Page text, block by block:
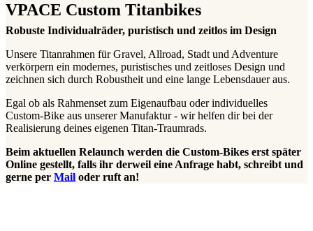
VPACE Custom Titanbikes
Robuste Individualräder, puristisch und zeitlos im Design
Unsere Titanrahmen für Gravel, Allroad, Stadt und Adventure
verkörpern ein modernes, puristisches und zeitloses Design und
zeichnen sich durch Robustheit und eine lange Lebensdauer aus.
Egal ob als Rahmenset zum Eigenaufbau oder individuelles
Custom-Bike aus unserer Manufaktur - wir helfen dir bei der
Realisierung deines eigenen Titan-Traumrads.
Beim aktuellen Relaunch werden die Custom-Bikes erst später
Online gestellt, falls ihr derweil eine Anfrage habt, schreibt und
gerne per Mail oder ruft an!